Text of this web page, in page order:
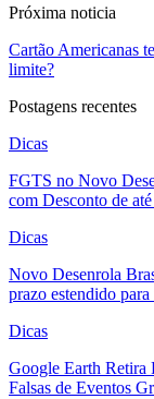
Próxima noticia
Cartão Americanas
limite?
Postagens recentes
Dicas
FGTS no Novo
com Desconto de
Dicas
Novo Desenrola
prazo estendido
Dicas
Google Earth Retira
Falsas de Eventos